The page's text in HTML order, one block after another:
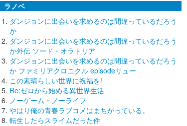
ラノベ
ダンジョンに出会いを求めるのは間違っているだろう
か
ダンジョンに出会いを求めるのは間違っているだろう
か外伝 ソード・オラトリア
ダンジョンに出会いを求めるのは間違っているだろう
か ファミリアクロニクル episodeリュー
この素晴らしい世界に祝福を!
Re:ゼロから始める異世界生活
ノーゲーム・ノーライフ
やはり俺の青春ラブコメはまちがっている。
転生したらスライムだった件